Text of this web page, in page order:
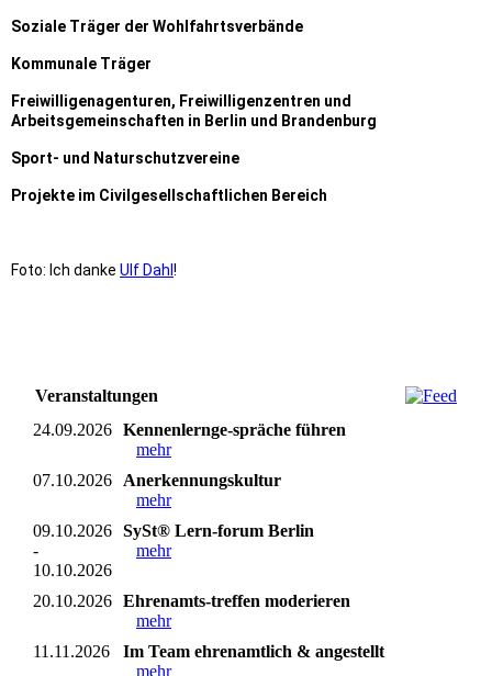
Soziale Träger der Wohlfahrtsverbände
Kommunale Träger
Freiwilligenagenturen, Freiwilligenzentren und
Arbeitsgemeinschaften in Berlin und Brandenburg
Sport- und Naturschutzvereine
Projekte im Civilgesellschaftlichen Bereich
Foto: Ich danke Ulf Dahl !
Veranstaltungen
24.09.2026 Kennenlernge-spräche führen
mehr
07.10.2026
Anerkennungskultur
mehr
09.10.2026
-
10.10.2026
SySt® Lern-forum Berlin
mehr
20.10.2026 Ehrenamts-treffen moderieren
mehr
11.11.2026
Im Team ehrenamtlich & angestellt
mehr